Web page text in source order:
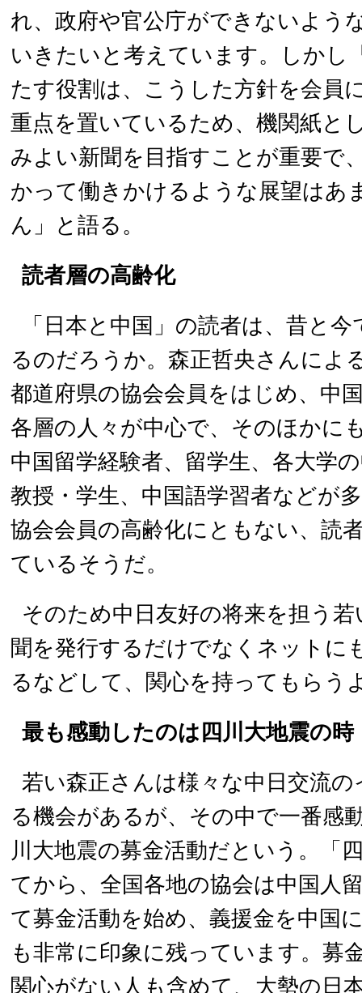
れ、政府や官公庁ができないよう
いきたいと考えています。しかし
たす役割は、こうした方針を会員
重点を置いているため、機関紙と
みよい新聞を目指すことが重要で
かって働きかけるような展望はあ
ん」と語る。
読者層の高齢化
「日本と中国」の読者は、昔と
るのだろうか。森正哲央さんによ
都道府県の協会会員をはじめ、中
各層の人々が中心で、そのほかに
中国留学経験者、留学生、各大学
教授・学生、中国語学習者などが
協会会員の高齢化にともない、読
ているそうだ。
そのため中日友好の将来を担う
聞を発行するだけでなくネットに
るなどして、関心を持ってもらう
最も感動したのは四川大地震の時
若い森正さんは様々な中日交流
る機会があるが、その中で一番感
川大地震の募金活動だという。「
てから、全国各地の協会は中国人
て募金活動を始め、義援金を中国
も非常に印象に残っています。募
関心がない人も含めて、大勢の日